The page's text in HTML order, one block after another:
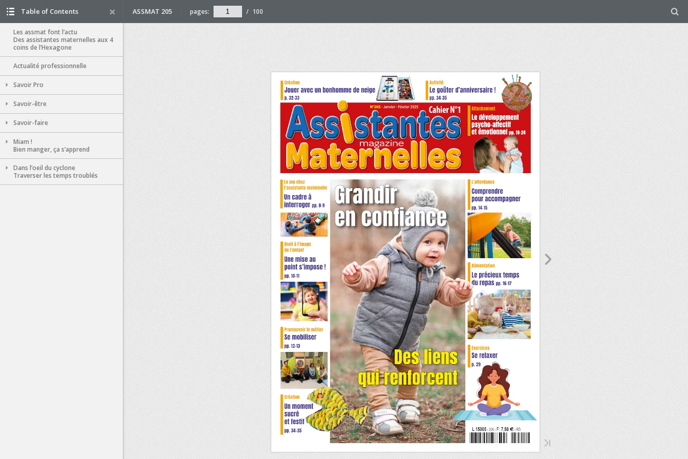
ASSMAT 205 pages: / 100
Table of Contents
Les assmat font l’actu
Des assistantes maternelles aux 4
coins de l’Hexagone
Actualité professionnelle
Savoir Pro
Savoir-être
Savoir-faire
Miam !
Bien manger, ça s’apprend
Dans l’oeil du cyclone
Traverser les temps troublés